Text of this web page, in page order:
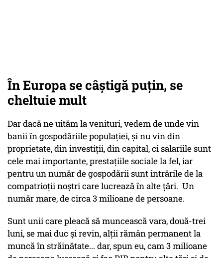
În Europa se câștigă puțin, se
cheltuie mult
Dar dacă ne uităm la venituri, vedem de unde vin
banii în gospodăriile populației, și nu vin din
proprietate, din investiții, din capital, ci salariile sunt
cele mai importante, prestațiile sociale la fel, iar
pentru un număr de gospodării sunt intrările de la
compatrioții noștri care lucrează în alte țări. Un
număr mare, de circa 3 milioane de persoane.
Sunt unii care pleacă să muncească vara, două-trei
luni, se mai duc și revin, alții rămân permanent la
muncă în străinătate... dar, spun eu, cam 3 milioane